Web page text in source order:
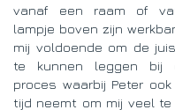
vanaf een raam of
lampje boven zijn
mij voldoende om de
te kunnen leggen bij
proces waarbij Peter
tijd neemt om mij veel